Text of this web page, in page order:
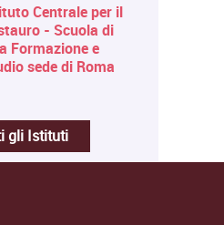
Centrale per il
- Scuola di
Formazione e
sede di Roma
gli Istituti